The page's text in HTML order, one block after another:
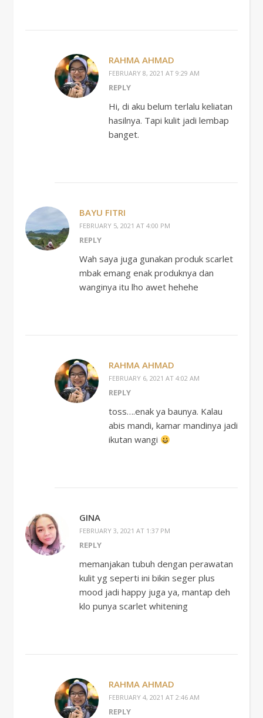
RAHMA AHMAD
FEBRUARY 8, 2021 AT 9:29 AM
REPLY
Hi, di aku belum terlalu keliatan
hasilnya. Tapi kulit jadi lembap
banget.
BAYU FITRI
FEBRUARY 5, 2021 AT 4:00 PM
REPLY
Wah saya juga gunakan produk scarlet
mbak emang enak produknya dan
wanginya itu lho awet hehehe
RAHMA AHMAD
FEBRUARY 6, 2021 AT 4:02 AM
REPLY
toss….enak ya baunya. Kalau
abis mandi, kamar mandinya jadi
ikutan wangi
GINA
FEBRUARY 3, 2021 AT 1:37 PM
REPLY
memanjakan tubuh dengan perawatan
kulit yg seperti ini bikin seger plus
mood jadi happy juga ya, mantap deh
klo punya scarlet whitening
RAHMA AHMAD
FEBRUARY 4, 2021 AT 2:46 AM
REPLY